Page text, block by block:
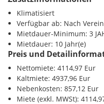
Klimatisiert
Verfügbar ab: Nach
Mietdauer-Minimum: 3
Mietdauer: 10 Jahr(e)
Preis und
Nettomiete: 4114,97 Eur
Kaltmiete: 4937,96 Eur
Nebenkosten: 857,12 Eur
Miete (exkl. MWSt):